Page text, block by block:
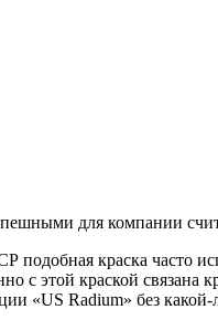
для компании
краска часто
с этой краской связана
«US Radium» без